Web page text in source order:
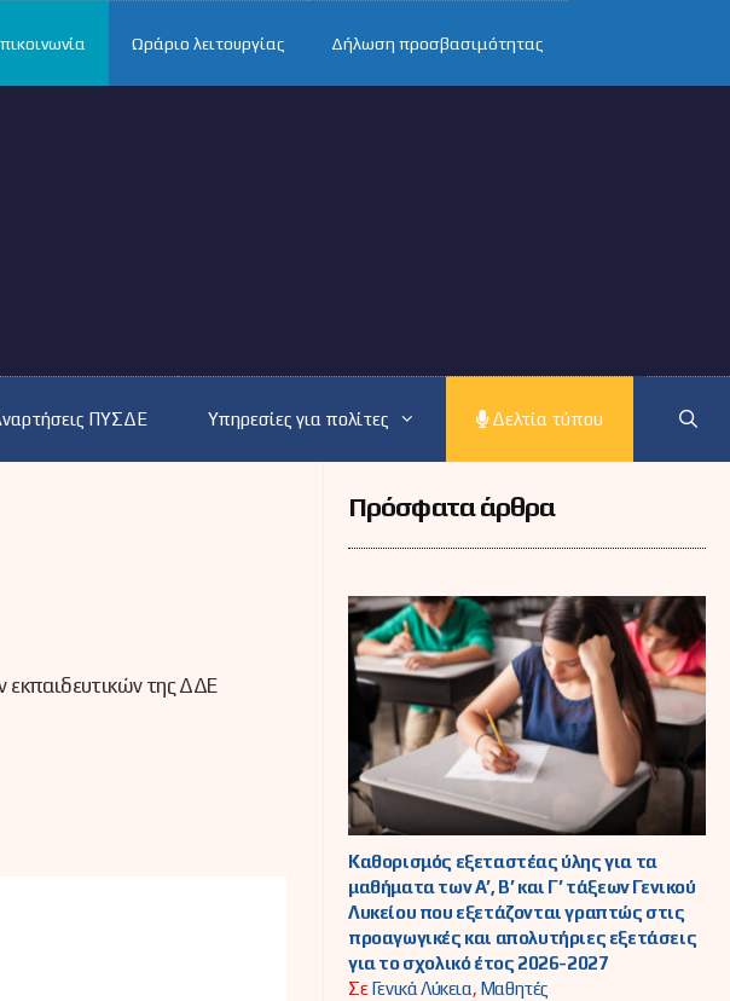
Ωράριο λειτουργίας Δήλωση προσβασιμότητας
ΠΥΣΔΕ Υπηρεσίες για πολίτες Δελτία τύπου
εκπαιδευτικών της ΔΔΕ
Πρόσφατα άρθρα
Καθορισμός εξεταστέας ύλης για τα
μαθήματα των Α’, Β’ και Γ’ τάξεων Γενικού
Λυκείου που εξετάζονται γραπτώς στις
προαγωγικές και απολυτήριες εξετάσεις
για το σχολικό έτος 2026-2027
ΣεΓενικά Λύκεια, Μαθητές